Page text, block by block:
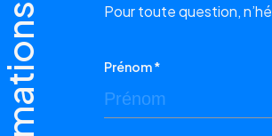
Pour toute question,
Prénom *